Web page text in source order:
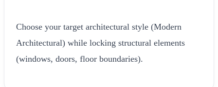
Choose your target architectural style (Modern
Architectural) while locking structural elements
(windows, doors, floor boundaries).